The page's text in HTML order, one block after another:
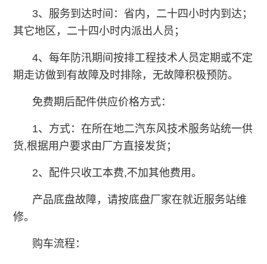
3、服务到达时间：省内，二十四小时内到达；
其它地区，二十四小时内派出人员；
4、每年防汛期间按排工程技术人员定期或不定
期走访做到有故障及时排除，无故障积极预防。
免费期后配件供应价格方式：
1、方式：在所在地二汽东风技术服务站统一供
货,根据用户要求由厂方直接发货；
2、配件只收工本费,不加其他费用。
产品底盘故障，请按底盘厂家在就近服务站维
修。
购车流程：